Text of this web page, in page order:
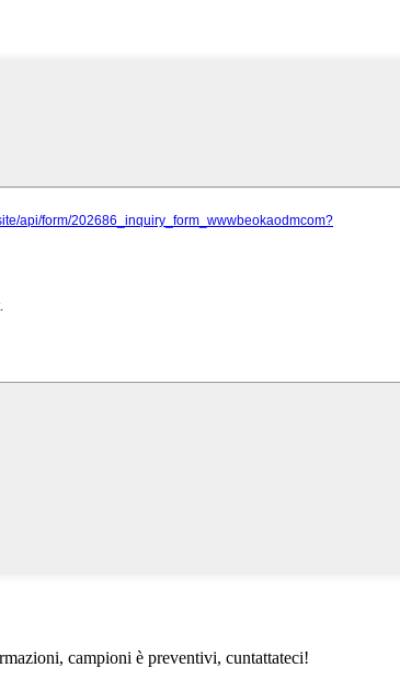
campioni è preventivi, cuntattateci!